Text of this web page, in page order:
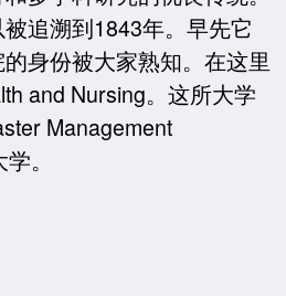
追溯到1843年。早先它
身份被大家熟知。在这里
and Nursing。这所大学
Management
。